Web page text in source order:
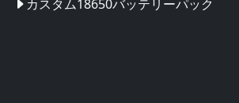
カスタム18650バッテリーパック